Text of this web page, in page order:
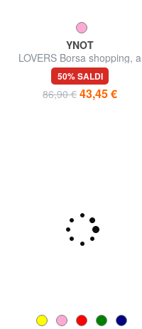
YNOT
LOVERS Borsa shopping, a
spalla
50% SALDI
86,90 € 43,45 €